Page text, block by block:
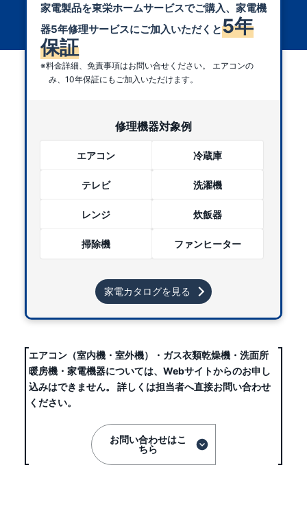
家電製品を東栄ホームサービスでご購入、 家電機
器5年修理サービスにご加入いただくと5年
保証
※料金詳細、免責事項はお問い合せください。 エアコンの
み、10年保証にもご加入いただけます。
修理機器対象例
エアコン 冷蔵庫
テレビ 洗濯機
レンジ 炊飯器
掃除機 ファンヒーター
家電カタログを見る
エアコン（室内機・室外機）・ガス衣類乾燥機・洗面所
暖房機・家電機器については、Webサイトからのお申し
込みはできません。
詳しくは担当者へ直接お問い合わせ
ください。
お問い合わせはこ
ちら